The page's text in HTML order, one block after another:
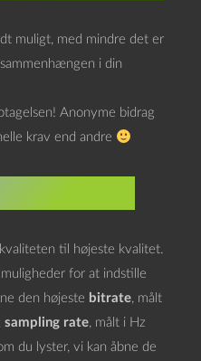
muligt, med mindre det er
i din
Anonyme bidrag
krav end andre
til højeste kvalitet.
for at indstille
den højeste bitrate, målt
sampling rate, målt i Hz
du lyster, vi kan åbne de